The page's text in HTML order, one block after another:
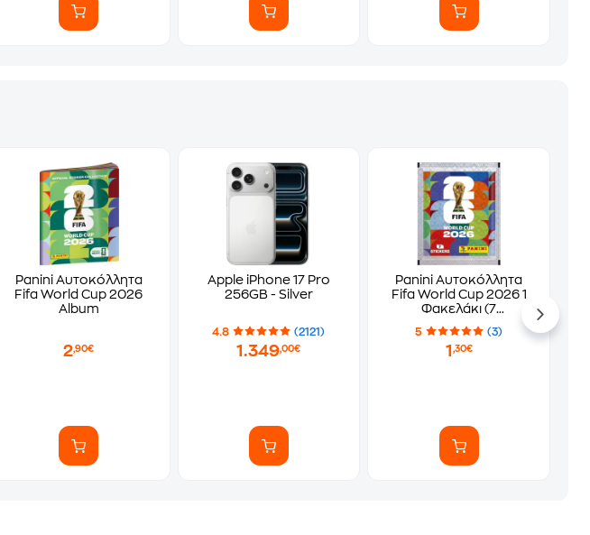
Panini Αυτοκόλλητα
Fifa World Cup 2026
Album
2,90€
Apple iPhone 17 Pro
256GB - Silver
4.8 (2121)
1.349,00€
Panini Αυτοκόλλητα
Fifa World Cup 2026 1
Φακελάκι (7
Αυτοκόλλητα)
5 (3)
1 ,30€